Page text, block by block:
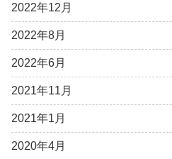
2022年12月
2022年8月
2022年6月
2021年11月
2021年1月
2020年4月